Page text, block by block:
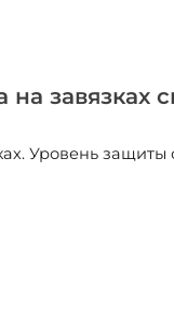
завязках
Уровень защиты